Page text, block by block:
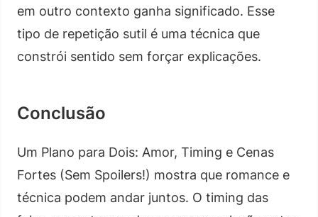
em outro contexto ganha significado. Esse
tipo de repetição sutil é uma técnica que
constrói sentido sem forçar explicações.
Conclusão
Um Plano para Dois: Amor, Timing e Cenas
Fortes (Sem Spoilers!) mostra que romance e
técnica podem andar juntos. O timing das